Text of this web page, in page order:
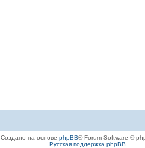
Создано на основе phpBB® Forum Software ©
Русская поддержка phpBB